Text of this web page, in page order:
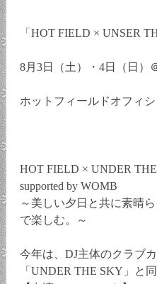
「HOT FIELD × UNSER
8月3日（土）・4日（日）
ホットフィールドオフィ
HOT FIELD × UNDER
supported by WOMB
～美しい夕日と共に素晴
で楽しむ。～
今年は、DJ主体のクラブ
「UNDER THE SKY」と